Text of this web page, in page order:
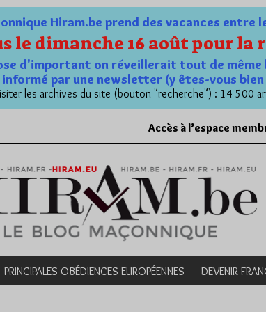
Hiram.be prend des vacances
le dimanche 16 août pour la
d'important on réveillerait tout de
par une newsletter (y êtes-vous bien
les archives du site (bouton "recherche") : 14 500
Accès à l’espace
PRINCIPALES OBÉDIENCES EUROPÉENNES DEVENIR